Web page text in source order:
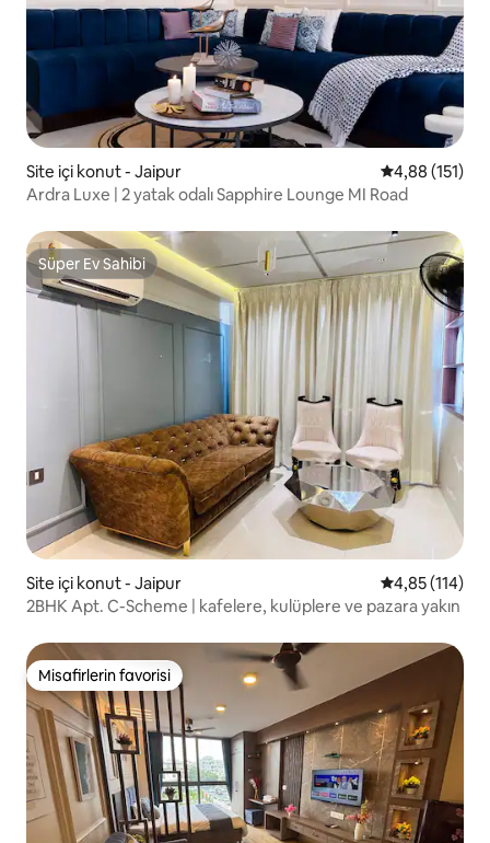
Site içi konut - Jaipur 5 üzerinden
4,88 (151)
Ardra Luxe | 2 yatak odalı Sapphire Lounge MI Road
Süper Ev Sahibi
Süper Ev Sahibi
Site içi konut - Jaipur 5 üzerinden
4,85 (114)
2BHK Apt. C-Scheme | kafelere, kulüplere ve pazara yakın
Misafirlerin favorisi
Misafirlerin favorisi